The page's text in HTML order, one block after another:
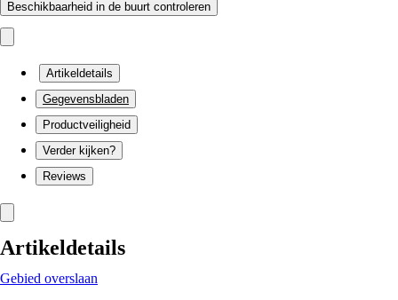
Beschikbaarheid in de buurt controleren
Artikeldetails
Gegevensbladen
Productveiligheid
Verder kijken?
Reviews
Artikeldetails
Gebied overslaan